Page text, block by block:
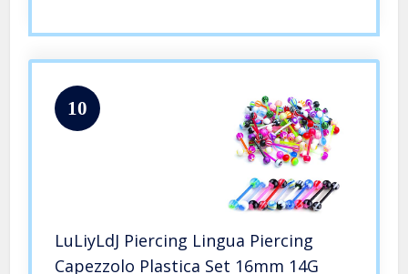
10
LuLiyLdJ Piercing Lingua Piercing
Capezzolo Plastica Set 16mm 14G